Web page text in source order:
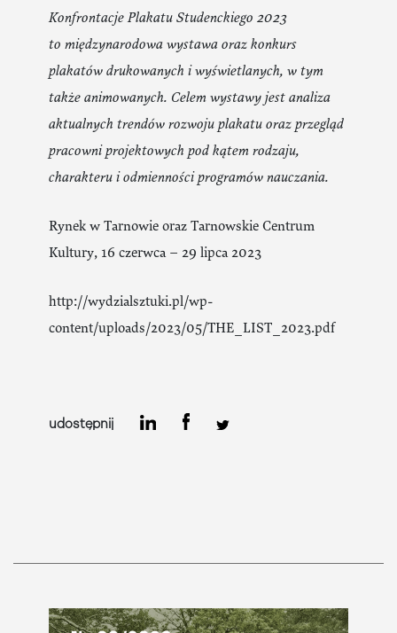
Konfrontacje Plakatu Studenckiego 2023
to międzynarodowa wystawa oraz konkurs
plakatów drukowanych i wyświetlanych, w tym
także animowanych. Celem wystawy jest analiza
aktualnych trendów rozwoju plakatu oraz przegląd
pracowni projektowych pod kątem rodzaju,
charakteru i odmienności programów nauczania.
Rynek w Tarnowie oraz Tarnowskie Centrum
Kultury, 16 czerwca – 29 lipca 2023
http://wydzialsztuki.pl/wp-
content/uploads/2023/05/THE_LIST_2023.pdf
udostępnij